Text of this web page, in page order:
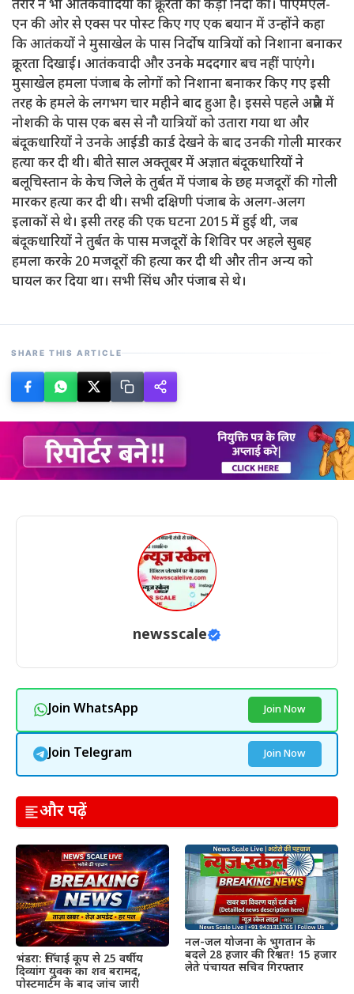
तरार ने भी आतंकवादियों की क्रूरता की कड़ी निंदा की। पीएमएल-
एन की ओर से एक्स पर पोस्ट किए गए एक बयान में उन्होंने कहा
कि आतंकयों ने मुसाखेल के पास निर्दोष यात्रियों को निशाना बनाकर
क्रूरता दिखाई। आतंकवादी और उनके मददगार बच नहीं पाएंगे।
मुसाखेल हमला पंजाब के लोगों को निशाना बनाकर किए गए इसी
तरह के हमले के लगभग चार महीने बाद हुआ है। इससे पहले अप्रैल में
नोशकी के पास एक बस से नौ यात्रियों को उतारा गया था और
बंदूकधारियों ने उनके आईडी कार्ड देखने के बाद उनकी गोली मारकर
हत्या कर दी थी। बीते साल अक्तूबर में अज्ञात बंदूकधारियों ने
बलूचिस्तान के केच जिले के तुर्बत में पंजाब के छह मजदूरों की गोली
मारकर हत्या कर दी थी। सभी दक्षिणी पंजाब के अलग-अलग
इलाकों से थे। इसी तरह की एक घटना 2015 में हुई थी, जब
बंदूकधारियों ने तुर्बत के पास मजदूरों के शिविर पर अहले सुबह
हमला करके 20 मजदूरों की हत्या कर दी थी और तीन अन्य को
घायल कर दिया था। सभी सिंध और पंजाब से थे।
SHARE THIS ARTICLE
newsscale
Join WhatsApp Join Now
Join Telegram Join Now
और पढ़ें
भंडरा: सिंचाई कूप से 25 वर्षीय
दिव्यांग युवक का शव बरामद,
पोस्टमार्टम के बाद जांच जारी
नल-जल योजना के भुगतान के
बदले 28 हजार की रिश्वत! 15 हजार
लेते पंचायत सचिव गिरफ्तार